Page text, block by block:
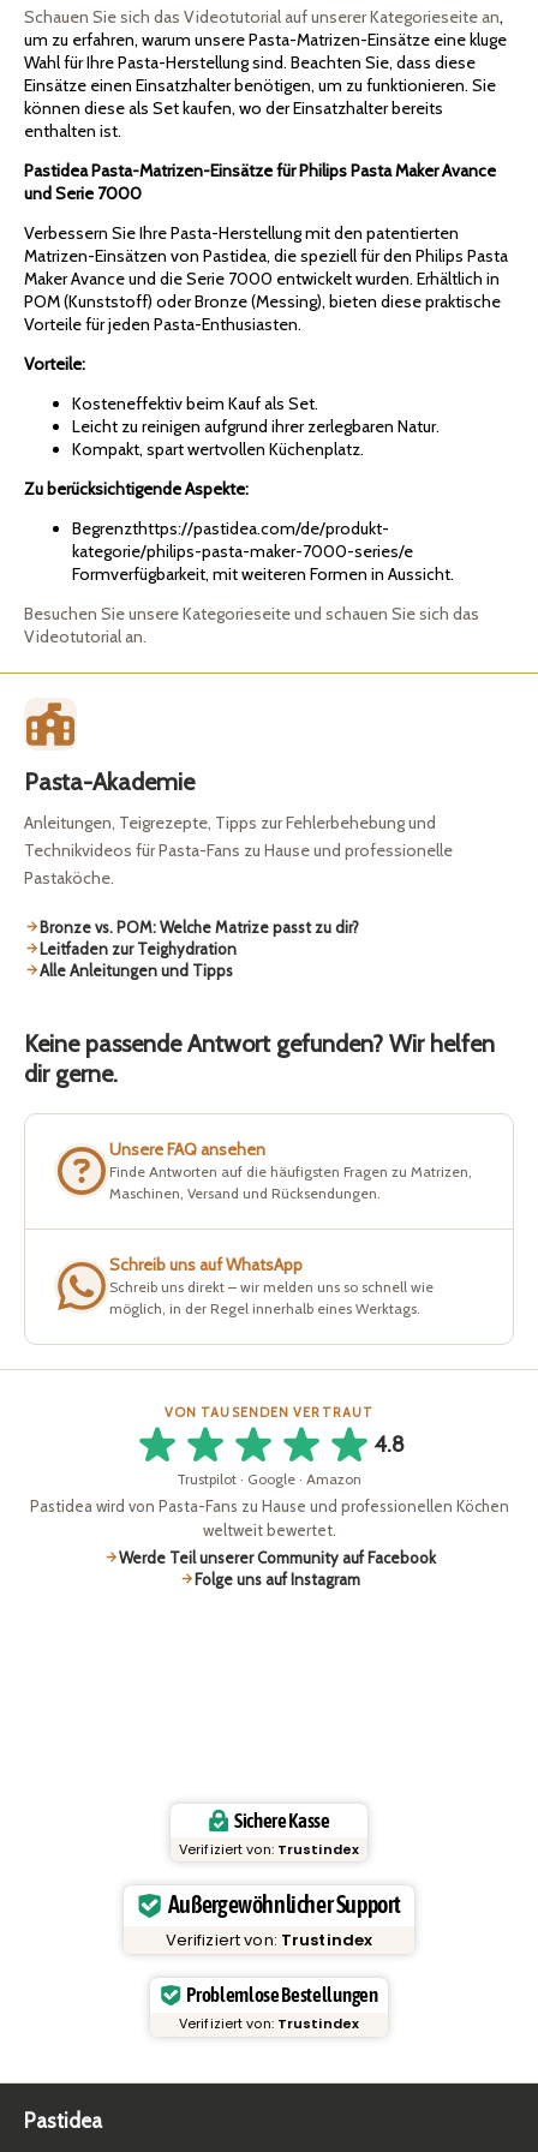
Schauen Sie sich das Videotutorial auf unserer Kategorieseite an,
um zu erfahren, warum unsere Pasta-Matrizen-Einsätze eine kluge
Wahl für Ihre Pasta-Herstellung sind. Beachten Sie, dass diese
Einsätze einen Einsatzhalter benötigen, um zu funktionieren. Sie
können diese als Set kaufen, wo der Einsatzhalter bereits
enthalten ist.
Pastidea Pasta-Matrizen-Einsätze für Philips Pasta Maker Avance
und Serie 7000
Verbessern Sie Ihre Pasta-Herstellung mit den patentierten
Matrizen-Einsätzen von Pastidea, die speziell für den Philips Pasta
Maker Avance und die Serie 7000 entwickelt wurden. Erhältlich in
POM (Kunststoff) oder Bronze (Messing), bieten diese praktische
Vorteile für jeden Pasta-Enthusiasten.
Vorteile:
Kosteneffektiv beim Kauf als Set.
Leicht zu reinigen aufgrund ihrer zerlegbaren Natur.
Kompakt, spart wertvollen Küchenplatz.
Zu berücksichtigende Aspekte:
Begrenzthttps://pastidea.com/de/produkt-
kategorie/philips-pasta-maker-7000-series/e
Formverfügbarkeit, mit weiteren Formen in Aussicht.
Besuchen Sie unsere Kategorieseite und schauen Sie sich das
Videotutorial an.
Pasta-Akademie
Anleitungen, Teigrezepte, Tipps zur Fehlerbehebung und
Technikvideos für Pasta-Fans zu Hause und professionelle
Pastaköche.
Bronze vs. POM: Welche Matrize passt zu dir?
Leitfaden zur Teighydration
Alle Anleitungen und Tipps
Keine passende Antwort gefunden? Wir helfen
dir gerne.
Unsere FAQ ansehen
Finde Antworten auf die häufigsten Fragen zu Matrizen,
Maschinen, Versand und Rücksendungen.
Schreib uns auf WhatsApp
Schreib uns direkt – wir melden uns so schnell wie
möglich, in der Regel innerhalb eines Werktags.
VON TAUSENDEN VERTRAUT
4.8
Trustpilot · Google · Amazon
Pastidea wird von Pasta-Fans zu Hause und professionellen Köchen
weltweit bewertet.
Werde Teil unserer Community auf Facebook
Folge uns auf Instagram
Sichere Kasse
Verifiziert von: Trustindex
Außergewöhnlicher Support
Verifiziert von: Trustindex
Problemlose Bestellungen
Verifiziert von: Trustindex
Pastidea